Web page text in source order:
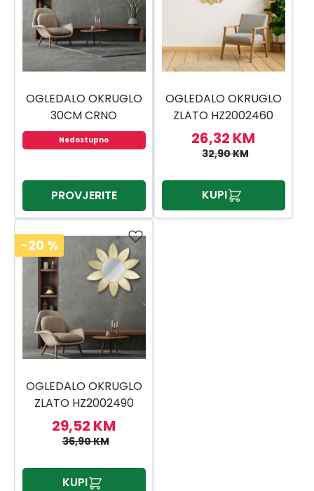
OGLEDALO OKRUGLO
30CM CRNO
C37008380
Nedostupno
PROVJERITE
OGLEDALO OKRUGLO
ZLATO HZ2002460
52CM
26,32 KM
32,90 KM
KUPI
-20 %
OGLEDALO OKRUGLO
ZLATO HZ2002490
55CM
29,52 KM
36,90 KM
KUPI